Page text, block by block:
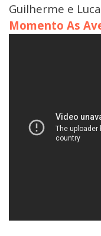
Guilherme e
Momento As